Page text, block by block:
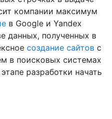
компании максимум
в Google и Yandex
данных, полученных в
создание сайтов с
в поисковых системах
разработки начать